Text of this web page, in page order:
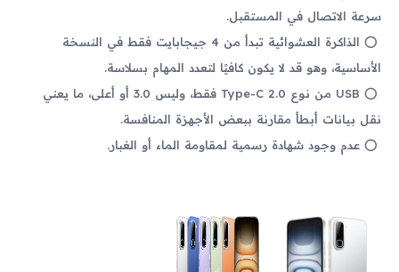
سرعة الاتصال في المستقبل.
الذاكرة العشوائية تبدأ من 4 جيجابايت فقط في النسخة
الأساسية، وهو قد لا يكون كافيًا لتعدد المهام بسلاسة.
USB من نوع Type-C 2.0 فقط، وليس 3.0 أو أعلى، ما يعني
نقل بيانات أبطأ مقارنة ببعض الأجهزة المنافسة.
عدم وجود شهادة رسمية لمقاومة الماء أو الغبار.